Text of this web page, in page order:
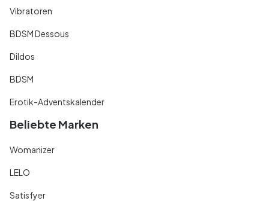
Vibratoren
BDSM Dessous
Dildos
BDSM
Erotik-Adventskalender
Beliebte Marken
Womanizer
LELO
Satisfyer